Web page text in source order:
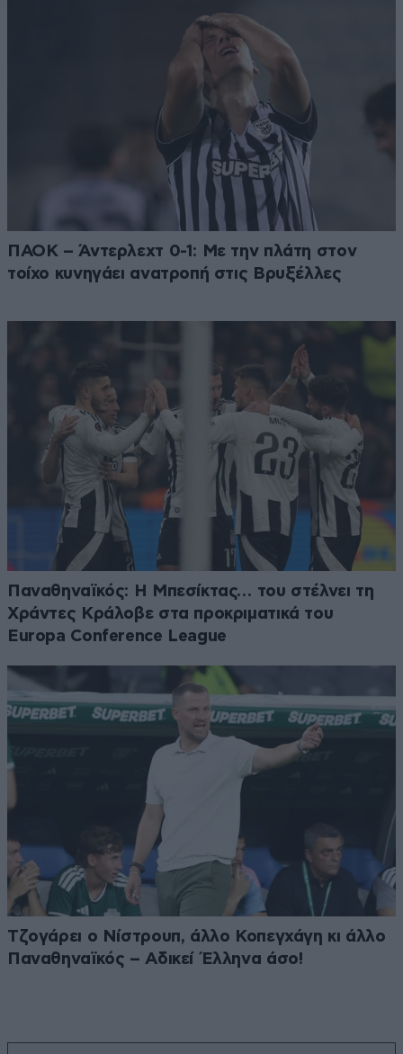
ΠΑΟΚ – Άντερλεχτ 0-1: Με την πλάτη στον
τοίχο κυνηγάει ανατροπή στις Βρυξέλλες
Παναθηναϊκός: Η Μπεσίκτας… του στέλνει τη
Χράντες Κράλοβε στα προκριματικά του
Europa Conference League
Τζογάρει ο Νίστρουπ, άλλο Κοπεγχάγη κι άλλο
Παναθηναϊκός – Αδικεί Έλληνα άσο!